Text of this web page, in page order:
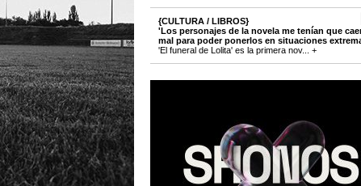
{CULTURA / LIBROS}
'Los personajes de la novela me tenían que
mal para poder ponerlos en situaciones
'El funeral de Lolita' es la primera nov... +